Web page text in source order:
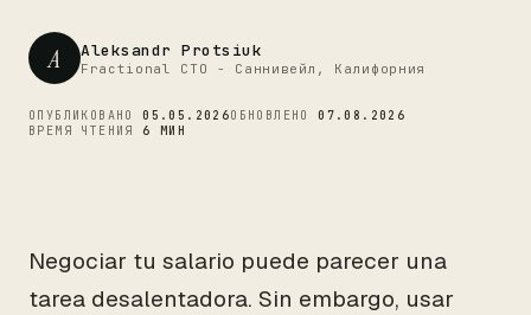
A Aleksandr Protsiuk
Fractional CTO - Саннивейл, Калифорния
ОПУБЛИКОВАНО05.05.2026ОБНОВЛЕНО07.08.2026
ВРЕМЯ ЧТЕНИЯ 6 МИН
Negociar tu salario puede parecer una
tarea desalentadora. Sin embargo, usar